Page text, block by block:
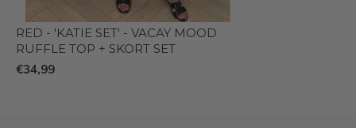
RED - 'KATIE SET' - VACAY MOOD
RUFFLE TOP + SKORT SET
€34,99